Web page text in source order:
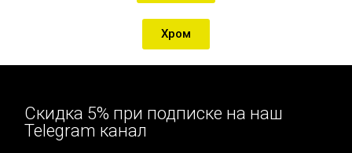
Хром
Скидка 5% при подписке на наш
Telegram канал